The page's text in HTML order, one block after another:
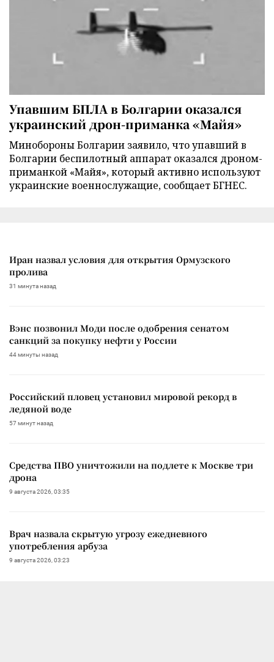
Упавшим БПЛА в Болгарии оказался
украинский дрон-приманка «Майя»
Минобороны Болгарии заявило, что упавший в
Болгарии беспилотный аппарат оказался дроном-
приманкой «Майя», который активно используют
украинские военнослужащие, сообщает БГНЕС.
Иран назвал условия для открытия Ормузского
пролива
31 минута назад
Вэнс позвонил Моди после одобрения сенатом
санкций за покупку нефти у России
44 минуты назад
Российский пловец установил мировой рекорд в
ледяной воде
57 минут назад
Средства ПВО уничтожили на подлете к Москве три
дрона
9 августа 2026, 03:35
Врач назвала скрытую угрозу ежедневного
употребления арбуза
9 августа 2026, 03:23